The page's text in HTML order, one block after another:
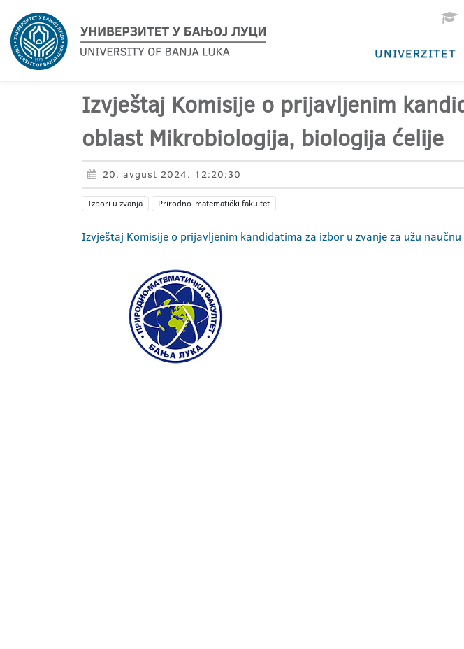
UNIVERZITET
Izvještaj Komisije o prijavljenim
oblast Mikrobiologija, biologija ćelije
20. avgust 2024. 12:20:30
Izbori u zvanja Prirodno-matematički fakultet
Izvještaj Komisije o prijavljenim kandidatima za izbor u zvanje za užu